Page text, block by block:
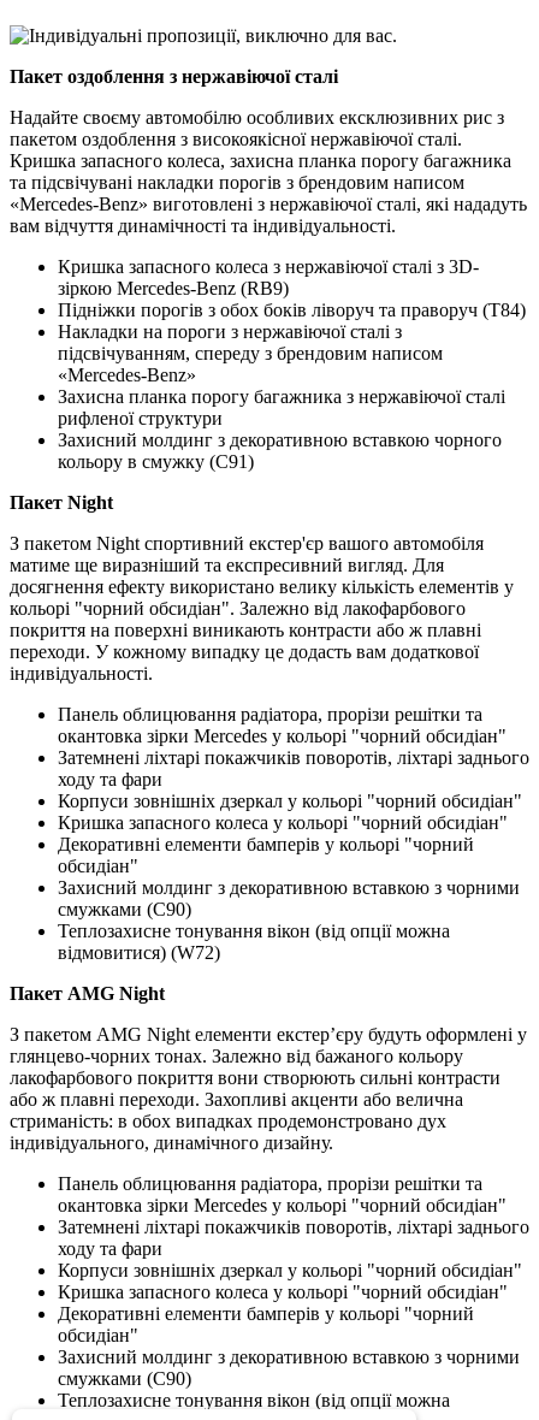
Пакет оздоблення з нержавіючої сталі
Надайте своєму автомобілю особливих ексклюзивних рис з
пакетом оздоблення з високоякісної нержавіючої сталі.
Кришка запасного колеса, захисна планка порогу багажника
та підсвічувані накладки порогів з брендовим написом
«Mercedes-Benz» виготовлені з нержавіючої сталі, які нададуть
вам відчуття динамічності та індивідуальності.
Кришка запасного колеса з нержавіючої сталі з 3D-
зіркою Mercedes-Benz (RB9)
Підніжки порогів з обох боків ліворуч та праворуч (T84)
Накладки на пороги з нержавіючої сталі з
підсвічуванням, спереду з брендовим написом
«Mercedes-Benz»
Захисна планка порогу багажника з нержавіючої сталі
рифленої структури
Захисний молдинг з декоративною вставкою чорного
кольору в смужку (C91)
Пакет Night
З пакетом Night спортивний екстер'єр вашого автомобіля
матиме ще виразніший та експресивний вигляд. Для
досягнення ефекту використано велику кількість елементів у
кольорі "чорний обсидіан". Залежно від лакофарбового
покриття на поверхні виникають контрасти або ж плавні
переходи. У кожному випадку це додасть вам додаткової
індивідуальності.
Панель облицювання радіатора, прорізи решітки та
окантовка зірки Mercedes у кольорі "чорний обсидіан"
Затемнені ліхтарі покажчиків поворотів, ліхтарі заднього
ходу та фари
Корпуси зовнішніх дзеркал у кольорі "чорний обсидіан"
Кришка запасного колеса у кольорі "чорний обсидіан"
Декоративні елементи бамперів у кольорі "чорний
обсидіан"
Захисний молдинг з декоративною вставкою з чорними
смужками (C90)
Теплозахисне тонування вікон (від опції можна
відмовитися) (W72)
Пакет AMG Night
З пакетом AMG Night елементи екстер’єру будуть оформлені у
глянцево-чорних тонах. Залежно від бажаного кольору
лакофарбового покриття вони створюють сильні контрасти
або ж плавні переходи. Захопливі акценти або велична
стриманість: в обох випадках продемонстровано дух
індивідуального, динамічного дизайну.
Панель облицювання радіатора, прорізи решітки та
окантовка зірки Mercedes у кольорі "чорний обсидіан"
Затемнені ліхтарі покажчиків поворотів, ліхтарі заднього
ходу та фари
Корпуси зовнішніх дзеркал у кольорі "чорний обсидіан"
Кришка запасного колеса у кольорі "чорний обсидіан"
Декоративні елементи бамперів у кольорі "чорний
обсидіан"
Захисний молдинг з декоративною вставкою з чорними
смужками (C90)
Теплозахисне тонування вікон (від опції можна